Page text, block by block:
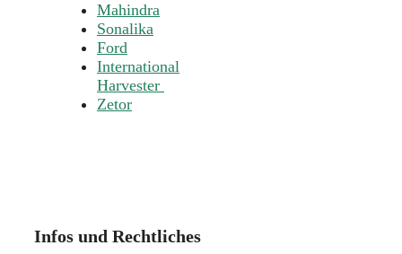
Mahindra
Sonalika
Ford
International
Harvester
Zetor
Infos und Rechtliches